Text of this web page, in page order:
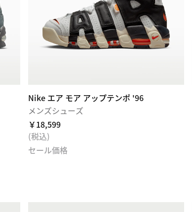
Nike エア モア アップテンポ '96
メンズシューズ
￥18,599
(税込)
セール価格